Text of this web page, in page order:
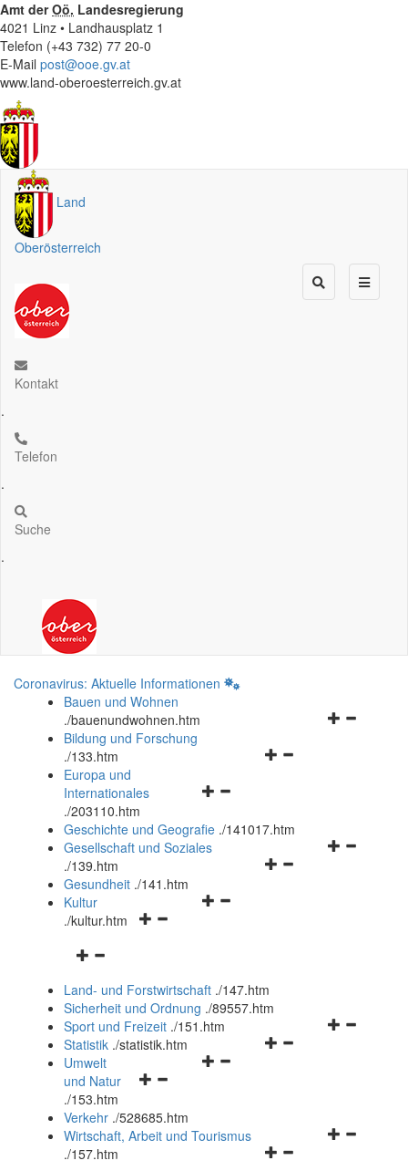
Amt derOö. Landesregierung
4021 Linz • Landhausplatz 1
Telefon (+43 732) 77 20-0
E-Mail post@ooe.gv.at
www.land-oberoesterreich.gv.at
Land
Oberösterreich
Kontakt
.
Telefon
.
Suche
.
Coronavirus: Aktuelle Informationen
Bauen und Wohnen
./bauenundwohnen.htm
Navigationsmenü
Bildung und Forschung
./133.htm
Navigationsmenü
und
schließen
Europa und
Internationales
./203110.htm
Geschichte und Geografie ./141017.htm
Navigationsmenü
Gesellschaft und Soziales
./139.htm
Navigationsmenü
Gesundheit ./141.htm
Navigationsmenü
Kultur
./kultur.htm
Navigationsmenü
und
schließen
Land- und Forstwirtschaft ./147.htm
Sicherheit und Ordnung ./89557.htm
Navigationsmenü
Sport und Freizeit ./151.htm
Navigationsmenü
Statistik ./statistik.htm
Navigationsmenü
und
schließen
Umwelt
und Natur
./153.htm
Verkehr ./528685.htm
Navigationsmenü
Wirtschaft, Arbeit und Tourismus
./157.htm